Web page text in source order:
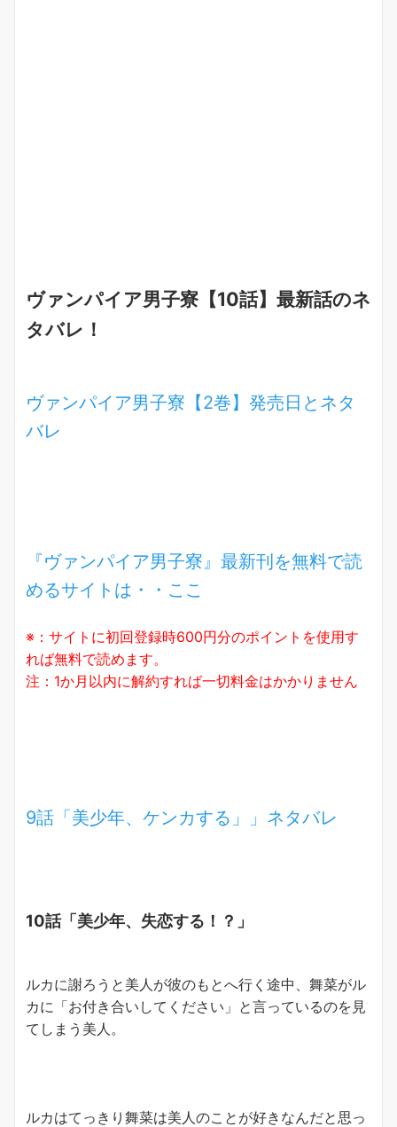
ヴァンパイア男子寮【10話】最新話のネ
タバレ！
ヴァンパイア男子寮【2巻】発売日とネタ
バレ
『ヴァンパイア男子寮』最新刊を無料で読
めるサイトは・・ここ
※：サイトに初回登録時600円分のポイントを使用す
れば無料で読めます。
注：1か月以内に解約すれば一切料金はかかりません
9話「美少年、ケンカする」」ネタバレ
10話「美少年、失恋する！？」
ルカに謝ろうと美人が彼のもとへ行く途中、舞菜がル
カに「お付き合いしてください」と言っているのを見
てしまう美人。
ルカはてっきり舞菜は美人のことが好きなんだと思っ